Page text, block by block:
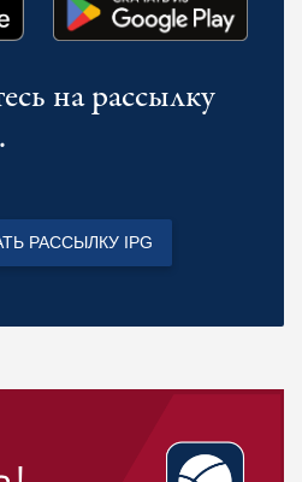
на рассылку
РАССЫЛКУ IPG